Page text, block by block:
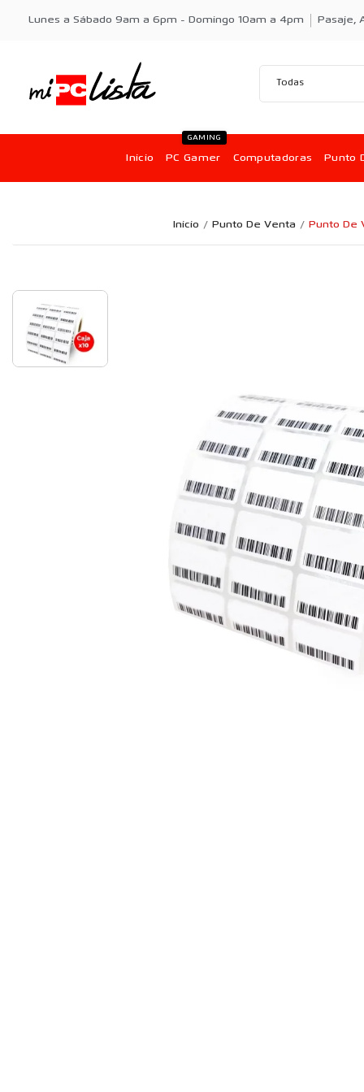
Lunes a Sábado 9am a 6pm - Domingo 10am a 4pm Pasaje,
Inicio PC Gamer
GAMING
Computadoras Punto
Inicio Punto De Venta Punto De